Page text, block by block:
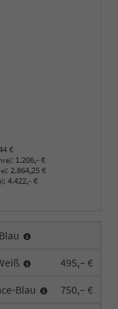
€
: 1.206,- €
: 2.864,25 €
: 4.422,- €
495,– €
Blau 750,– €